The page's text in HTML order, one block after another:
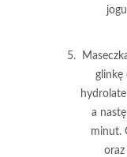
glinkę
a
minut.
oraz